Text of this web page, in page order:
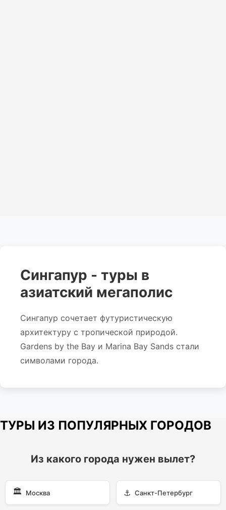
Сингапур - туры в
азиатский мегаполис
Сингапур сочетает футуристическую
архитектуру с тропической природой.
Gardens by the Bay и Marina Bay Sands стали
символами города.
ТУРЫ ИЗ ПОПУЛЯРНЫХ ГОРОДОВ
Из какого города нужен вылет?
🏛️ Москва ⚓ Санкт-Петербург